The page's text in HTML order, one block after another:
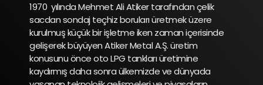
1970 yılında Mehmet Ali Atiker tarafından çelik
sacdan sondaj teçhiz boruları üretmek üzere
kurulmuş küçük bir işletme iken zaman içerisinde
gelişerek büyüyen Atiker Metal A.Ş. üretim
konusunu önce oto LPG tankları üretimine
kaydırmış daha sonra ülkemizde ve dünyada